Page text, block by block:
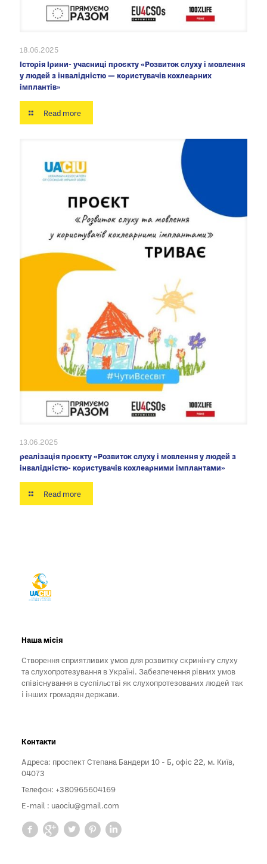
18.06.2025
Історія Ірини- учасниці проєкту «Розвиток слуху і мовлення
у людей з інвалідністю — користувачів кохлеарних
імплантів»
Read more
13.06.2025
реалізація проєкту «Розвиток слуху і мовлення у людей з
інвалідністю- користувачів кохлеарними імплантами»
Read more
Наша місія
Створення сприятливих умов для розвитку скринінгу слуху
та слухопротезування в Україні. Забезпечення рівних умов
співіснування в суспільстві як слухопротезованих людей так
і інших громадян держави.
Контакти
Адреса: проспект Степана Бандери 10 - Б, офіс 22, м. Київ,
04073
Телефон: +380965604169
E-mail : uaociu@gmail.com